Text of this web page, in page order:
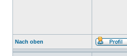
Nach oben